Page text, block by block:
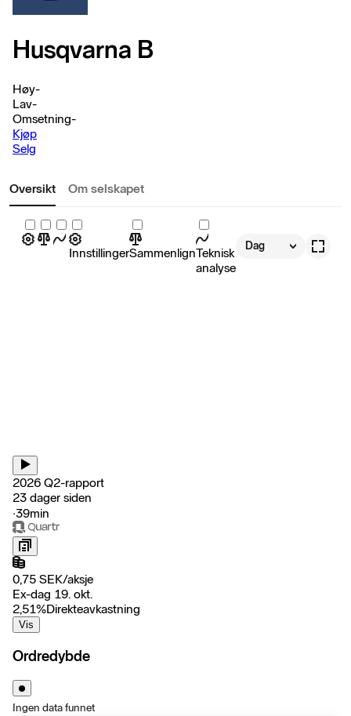
Husqvarna B
Høy-
Lav-
Omsetning-
Kjøp
Selg
Oversikt Om selskapet
InnstillingerSammenlignTeknisk
analyse
Dag
2026 Q2-rapport
23 dager siden
‧39min
0,75 SEK/aksje
Ex-dag 19. okt.
2,51%Direkteavkastning
Vis
Ordredybde
Ingen data funnet